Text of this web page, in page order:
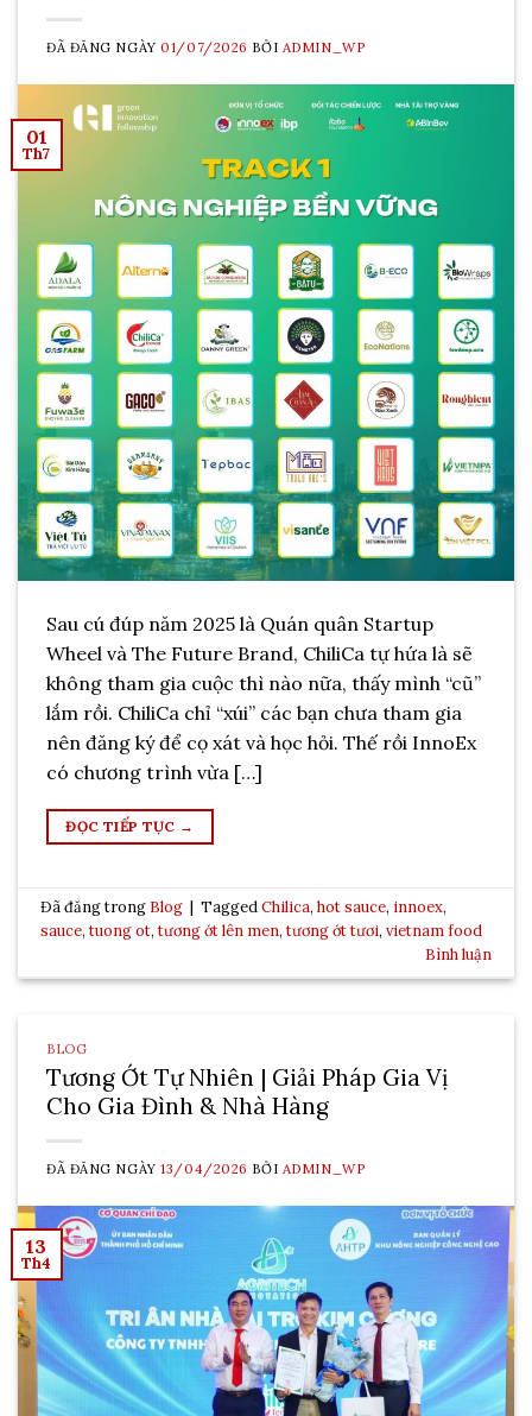
ĐÃ ĐĂNG NGÀY01/07/2026 BỞI ADMIN_WP
01
Th7
Sau cú đúp năm 2025 là Quán quân Startup
Wheel và The Future Brand, ChiliCa tự hứa là sẽ
không tham gia cuộc thì nào nữa, thấy mình “cũ”
lắm rồi. ChiliCa chỉ “xúi” các bạn chưa tham gia
nên đăng ký để cọ xát và học hỏi. Thế rồi InnoEx
có chương trình vừa […]
ĐỌC TIẾP TỤC →
Đã đăng trong Blog | TaggedChilica,hot sauce, innoex,
sauce,tuong ot,tương ớt lên men,tương ớt tươi,vietnam food
Bình luận
BLOG
Tương Ớt Tự Nhiên | Giải Pháp Gia Vị
Cho Gia Đình & Nhà Hàng
ĐÃ ĐĂNG NGÀY13/04/2026 BỞI ADMIN_WP
13
Th4